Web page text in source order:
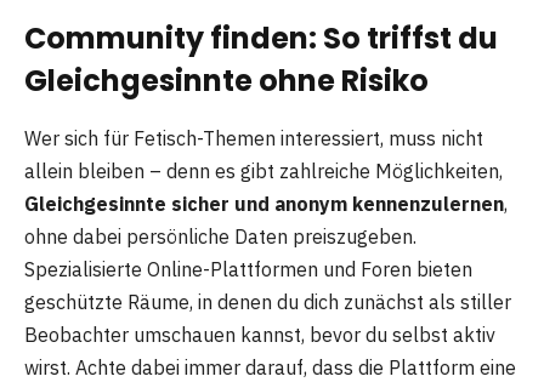
Community finden: So triffst du
Gleichgesinnte ohne Risiko
Wer sich für Fetisch-Themen interessiert, muss nicht
allein bleiben – denn es gibt zahlreiche Möglichkeiten,
Gleichgesinnte sicher und anonym kennenzulernen,
ohne dabei persönliche Daten preiszugeben.
Spezialisierte Online-Plattformen und Foren bieten
geschützte Räume, in denen du dich zunächst als stiller
Beobachter umschauen kannst, bevor du selbst aktiv
wirst. Achte dabei immer darauf, dass die Plattform eine